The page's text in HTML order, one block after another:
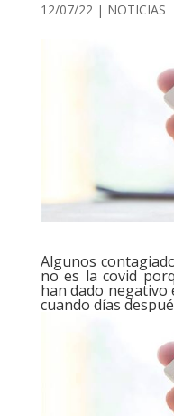
12/07/22| NOTICIAS
Algunos
no es la covid
han dado negativo
cuando días